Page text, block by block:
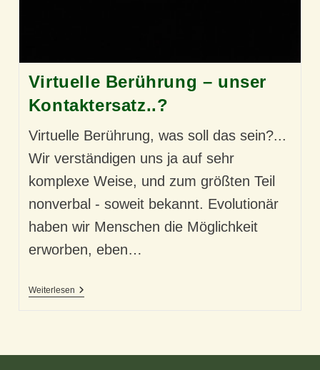
Virtuelle Berührung – unser
Kontaktersatz..?
Virtuelle Berührung, was soll das sein?...
Wir verständigen uns ja auf sehr
komplexe Weise, und zum größten Teil
nonverbal - soweit bekannt. Evolutionär
haben wir Menschen die Möglichkeit
erworben, eben…
WeiterlesenVirtuelle